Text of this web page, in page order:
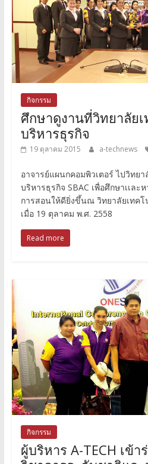
กิจกรรม
ศึกษาดูงานที่วิทยาลัย
บริหารธุรกิจ
19 ตุลาคม 2015 a-technews
อาจารย์แผนกคอมพิวเตอร์ ไปวิทย
บริหารธุรกิจ SBAC เพื่อศึกษาเเละ
การสอนให้ดียิ่งขึ้นณ วิทยาลัยเทค
เมื่อ 19 ตุลาคม พ.ศ. 2558
Read more
กิจกรรม
ผู้บริหาร A-TECH เข้